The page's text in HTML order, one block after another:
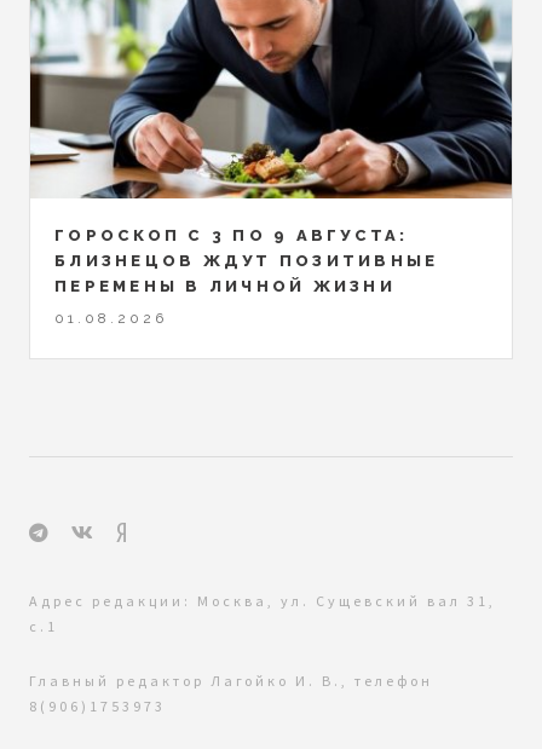
ГОРОСКОП С 3 ПО 9 АВГУСТА:
БЛИЗНЕЦОВ ЖДУТ ПОЗИТИВНЫЕ
ПЕРЕМЕНЫ В ЛИЧНОЙ ЖИЗНИ
01.08.2026
Адрес редакции: Москва, ул. Сущевский вал 31,
с.1
Главный редактор Лагойко И. В., телефон
8(906)1753973